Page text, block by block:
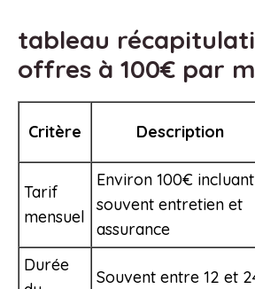
tableau
offres à 100€ par
Critère Description
Tarif
mensuel
Environ 100€ incluant
souvent entretien et
assurance
Durée
Souvent entre 12 et